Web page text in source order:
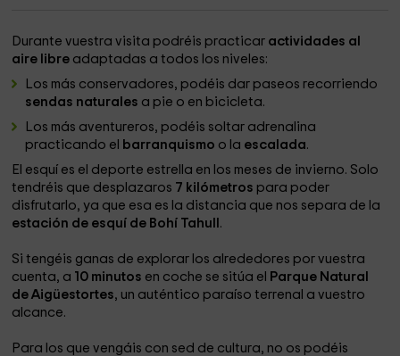
Durante vuestra visita podréis practicar actividades al
aire libre adaptadas a todos los niveles:
Los más conservadores, podéis dar paseos recorriendo
sendas naturales a pie o en bicicleta.
Los más aventureros, podéis soltar adrenalina
practicando el barranquismo o la escalada.
El esquí es el deporte estrella en los meses de invierno. Solo
tendréis que desplazaros 7 kilómetros para poder
disfrutarlo, ya que esa es la distancia que nos separa de la
estación de esquí de Bohí Tahull .
Si tengéis ganas de explorar los alrededores por vuestra
cuenta, a 10 minutos en coche se sitúa el
Parque Natural
de Aigüestortes, un auténtico paraíso terrenal a vuestro
alcance.
Para los que vengáis con sed de cultura, no os podéis